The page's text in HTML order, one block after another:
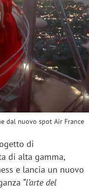
dal nuovo spot Air France
di
di alta gamma,
e lancia un nuovo
“l’arte del